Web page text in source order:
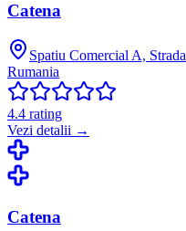
Catena
Spatiu Comercial A,
Rumania
4.4 rating
Vezi detalii →
Catena